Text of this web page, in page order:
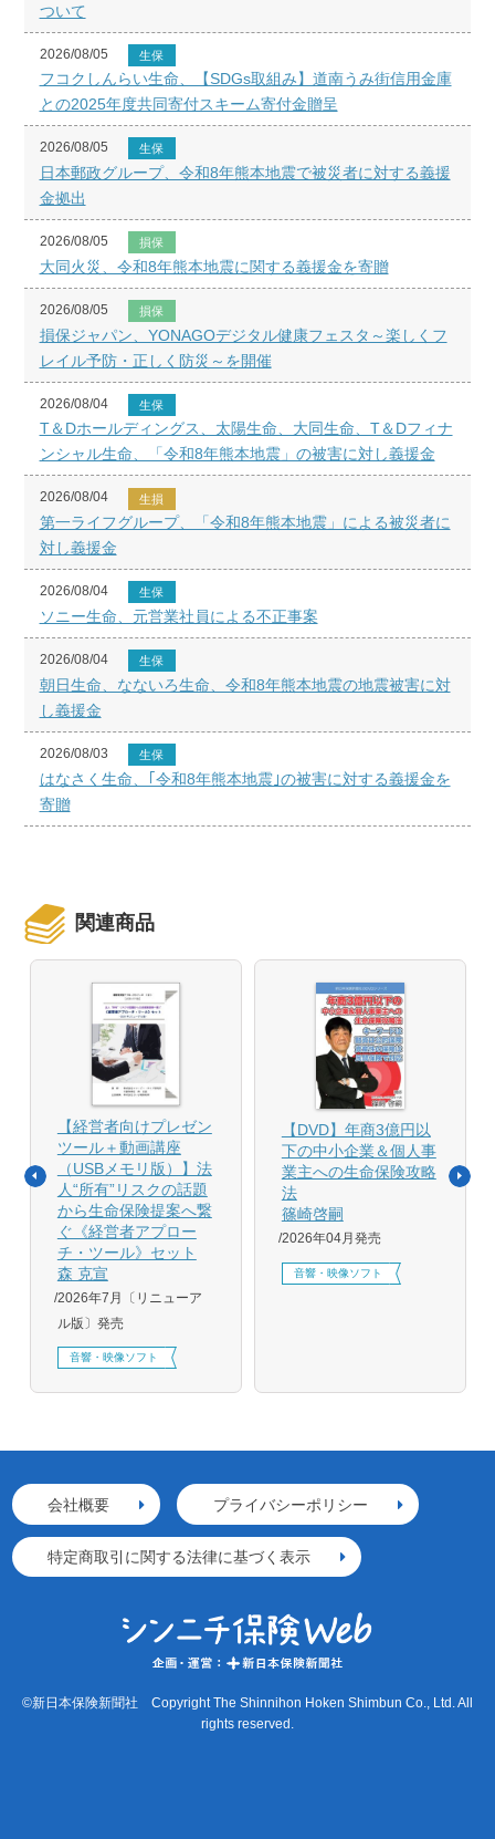
ついて
2026/08/05 生保
フコクしんらい生命、【SDGs取組み】道南うみ街信用金庫
との2025年度共同寄付スキーム寄付金贈呈
2026/08/05 生保
日本郵政グループ、令和8年熊本地震で被災者に対する義援
金拠出
2026/08/05 損保
大同火災、令和8年熊本地震に関する義援金を寄贈
2026/08/05 損保
損保ジャパン、YONAGOデジタル健康フェスタ～楽しくフ
レイル予防・正しく防災～を開催
2026/08/04 生保
T＆Dホールディングス、太陽生命、大同生命、T＆Dフィナ
ンシャル生命、「令和8年熊本地震」の被害に対し義援金
2026/08/04 生損
第一ライフグループ、「令和8年熊本地震」による被災者に
対し義援金
2026/08/04 生保
ソニー生命、元営業社員による不正事案
2026/08/04 生保
朝日生命、なないろ生命、令和8年熊本地震の地震被害に対
し義援金
2026/08/03 生保
はなさく生命、｢令和8年熊本地震｣の被害に対する義援金を
寄贈
関連商品
【経営者向けプレゼン
ツール＋動画講座
（USBメモリ版）】法
人“所有”リスクの話題
から生命保険提案へ繋
ぐ《経営者アプロー
チ・ツール》セット
森 克宣
2026年7月〔リニューア
ル版〕発売
音響・映像ソフト
【DVD】年商3億円以
下の中小企業＆個人事
業主への生命保険攻略
法
篠崎啓嗣
2026年04月発売
音響・映像ソフト
会社概要 プライバシーポリシー
特定商取引に関する法律に基づく表示
©新日本保険新聞社 Copyright The Shinnihon Hoken Shimbun Co., Ltd. All
rights reserved.